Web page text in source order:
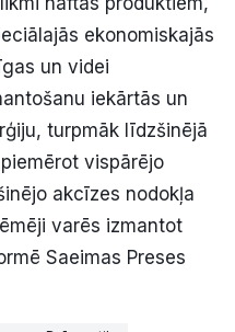
ekonomiskajās
un videi
iekārtās un
turpmāk līdzšinējā
vispārējo
akcīzes nodokļa
varēs izmantot
Saeimas Preses